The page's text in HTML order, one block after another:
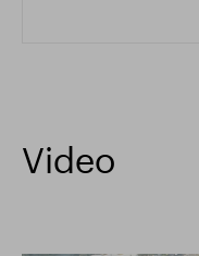
Video